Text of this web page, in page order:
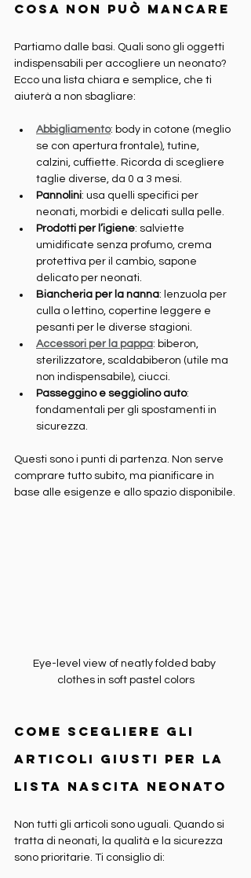
cosa non può mancare
Partiamo dalle basi. Quali sono gli oggetti
indispensabili per accogliere un neonato?
Ecco una lista chiara e semplice, che ti
aiuterà a non sbagliare:
Abbigliamento: body in cotone (meglio
se con apertura frontale), tutine,
calzini, cuffiette. Ricorda di scegliere
taglie diverse, da 0 a 3 mesi.
Pannolini: usa quelli specifici per
neonati, morbidi e delicati sulla pelle.
Prodotti per l’igiene: salviette
umidificate senza profumo, crema
protettiva per il cambio, sapone
delicato per neonati.
Biancheria per la nanna: lenzuola per
culla o lettino, copertine leggere e
pesanti per le diverse stagioni.
Accessori per la pappa: biberon,
sterilizzatore, scaldabiberon (utile ma
non indispensabile), ciucci.
Passeggino e seggiolino auto:
fondamentali per gli spostamenti in
sicurezza.
Questi sono i punti di partenza. Non serve
comprare tutto subito, ma pianificare in
base alle esigenze e allo spazio disponibile.
Eye-level view of neatly folded baby
clothes in soft pastel colors
Come scegliere gli
articoli giusti per la
lista nascita neonato
Non tutti gli articoli sono uguali. Quando si
tratta di neonati, la qualità e la sicurezza
sono prioritarie. Ti consiglio di: